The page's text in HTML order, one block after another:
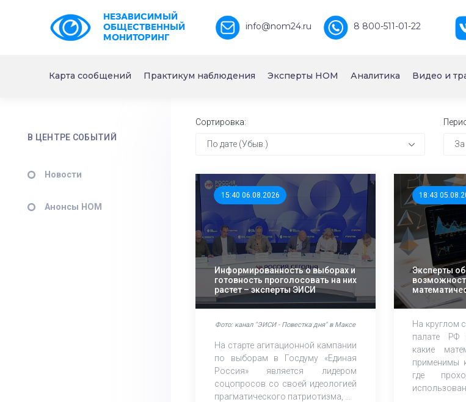
НЕЗАВИСИМЫЙ
ОБЩЕСТВЕННЫЙ
МОНИТОРИНГ
info@nom24.ru 8 800-511-01-22
Карта сообщений Практикум наблюдения Эксперты НОМ Аналитика Видео и
В ЦЕНТРЕ СОБЫТИЙ
Новости
Анонсы НОМ
Сортировка:
По дате (Убыв.)
15:40 06.08.2026
Информированность о выборах и
готовность проголосовать на них
растет – эксперты ЭИСИ
Фото: канал "ЭИСИ - Повестка дня" в Максе
На старте агитационной кампании
по выборам в Госдуму «Единая
Россия» является лидером
соцопросов со своей идеологией
прагматического патриотизма, ...
18:43
Эксперты
На круглом
палате РФ
какие
применимы
где